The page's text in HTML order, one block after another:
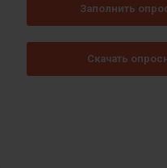
Заполнить
Скачать